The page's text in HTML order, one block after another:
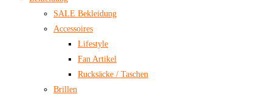
SALE Bekleidung
Accessoires
Lifestyle
Fan Artikel
Rucksäcke / Taschen
Brillen